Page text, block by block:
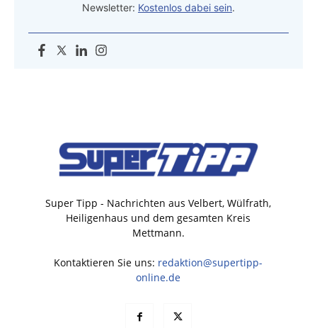
Newsletter: Kostenlos dabei sein.
Super Tipp - Nachrichten aus Velbert, Wülfrath,
Heiligenhaus und dem gesamten Kreis
Mettmann.
Kontaktieren Sie uns: redaktion@supertipp-
online.de